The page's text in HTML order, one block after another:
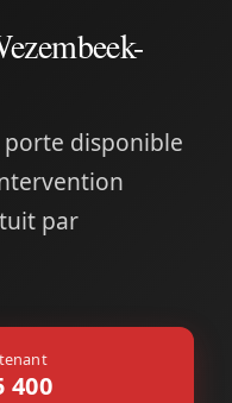
porte disponible
par
400